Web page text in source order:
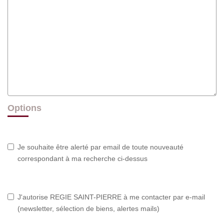
Options
Je souhaite être alerté par email de toute nouveauté
correspondant à ma recherche ci-dessus
J'autorise REGIE SAINT-PIERRE à me contacter par e-mail
(newsletter, sélection de biens, alertes mails)